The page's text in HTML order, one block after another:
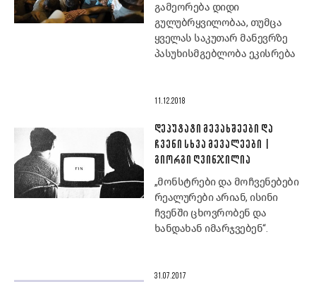
გამეორება დიდი
გულუბრყვილობაა, თუმცა
ყველას საკუთარ მანევრზე
პასუხისმგებლობა ეკისრება
11.12.2018
ᲓᲔᲞᲣᲢᲐᲢᲘ ᲛᲔᲕᲐᲮᲨᲔᲔᲑᲘ ᲓᲐ
ᲩᲕᲔᲜᲘ ᲡᲮᲕᲐ ᲛᲔᲕᲐᲚᲔᲔᲑᲘ |
ᲒᲘᲝᲠᲒᲘ ᲦᲕᲘᲜᲯᲘᲚᲘᲐ
„მონსტრები და მოჩვენებები
რეალურები არიან, ისინი
ჩვენში ცხოვრობენ და
ხანდახან იმარჯვებენ“.
31.07.2017